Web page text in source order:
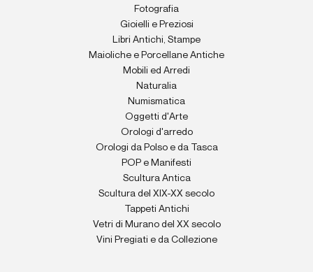
Fotografia
Gioielli e Preziosi
Libri Antichi, Stampe
Maioliche e Porcellane Antiche
Mobili ed Arredi
Naturalia
Numismatica
Oggetti d'Arte
Orologi d'arredo
Orologi da Polso e da Tasca
POP e Manifesti
Scultura Antica
Scultura del XIX-XX secolo
Tappeti Antichi
Vetri di Murano del XX secolo
Vini Pregiati e da Collezione